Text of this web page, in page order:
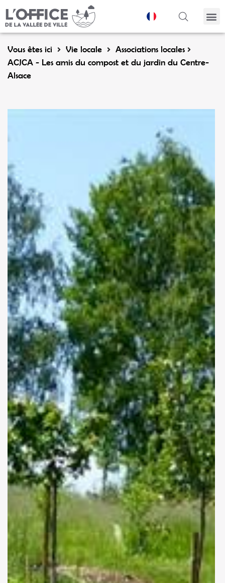
Vous êtes ici Vie locale
Associations locales
ACJCA - Les amis du compost et du jardin du Centre-
Alsace
Panneau de gestion des cookies